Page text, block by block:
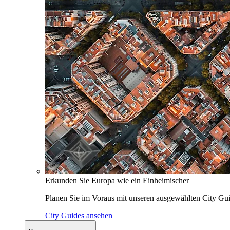
Erkunden Sie Europa wie ein Einheimischer
Planen Sie im Voraus mit unseren ausgewählten City
City Guides ansehen